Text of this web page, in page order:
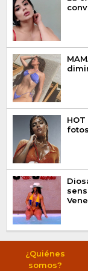
¿Quiénes
somos?